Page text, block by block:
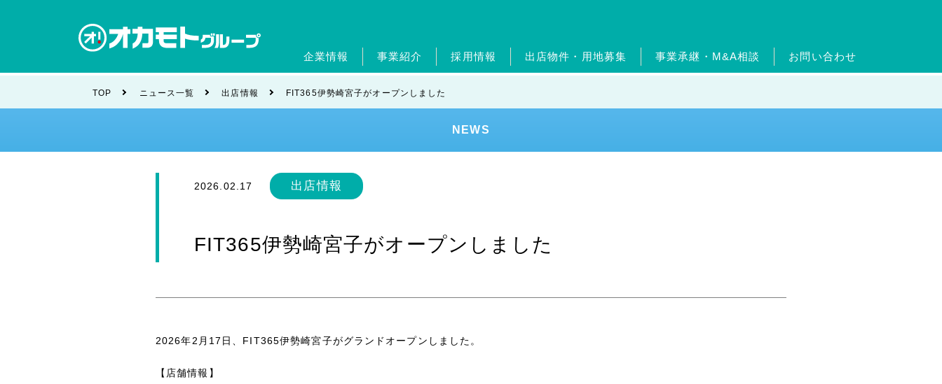
企業情報
会社概要・グループ会社 経営理念・従業員憲章
SDGs レジデンスアーティスト
事業紹介
ガソリンスタンド事業
採用情報
新卒採用
ジョブリターン制度
出店物件・用地募集 事業承継・M&A相談 お問い合わせ
TOP ニュース一覧 出店情報 FIT365伊勢崎宮子がオープンしました
NEWS
2026.02.17 出店情報
FIT365伊勢崎宮子がオープンしました
2026年2月17日、FIT365伊勢崎宮子がグランドオープンしました。
【店舗情報】